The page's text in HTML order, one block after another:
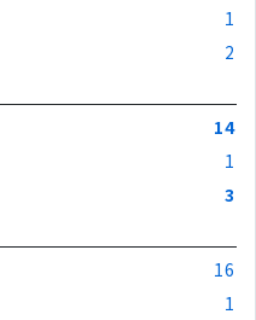
1
2
14
1
3
16
1